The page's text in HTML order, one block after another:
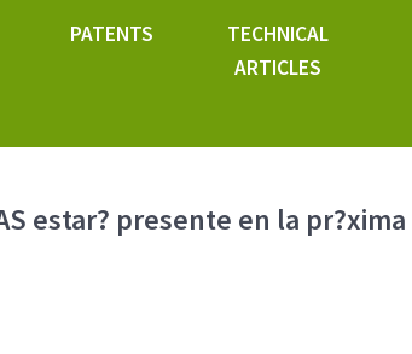
PATENTS
TECHNICAL
ARTICLES
estar? presente en la